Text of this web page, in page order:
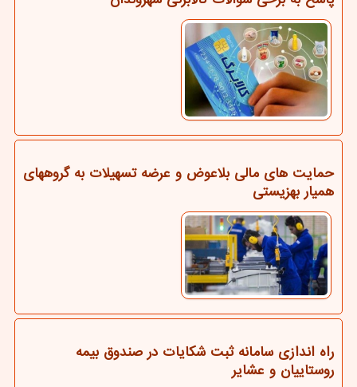
حمایت های مالی بلاعوض و عرضه تسهیلات به گروههای
همیار بهزیستی
راه اندازی سامانه ثبت شکایات در صندوق بیمه
روستاییان و عشایر